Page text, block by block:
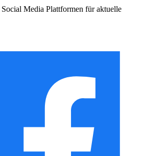
Social Media Plattformen für aktuelle